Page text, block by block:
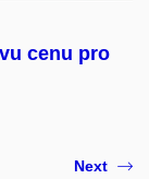
cenu pro
Next